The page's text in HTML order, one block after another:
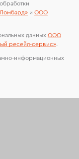
и ООО
данных ООО
ресейл-сервиc».
информационных